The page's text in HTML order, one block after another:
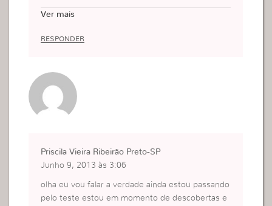
sa parte essa mudança de dentro para fora…
Ver mais
RESPONDER
Priscila Vieira Ribeirão Preto-SP
Junho 9, 2013 às 3:06
olha eu vou falar a verdade ainda estou passando
pelo teste estou em momento de descobertas e